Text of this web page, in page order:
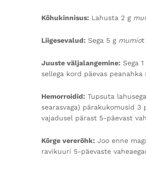
Kõhukinnisus: Lahusta 2 g
Liigesevalud: Sega 5 g mumiot
Juuste väljalangemine: Sega
sellega kord päevas
Hemorroidid: Tupsuta
searasvaga) pärakukomusid
vajadusel pärast 5-päevast
Kõrge vererõhk: Joo enne
ravikuuri 5-päevaste